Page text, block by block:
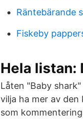
Räntebärande
Fiskeby
Hela listan:
Låten "Baby
vilja ha mer av
som